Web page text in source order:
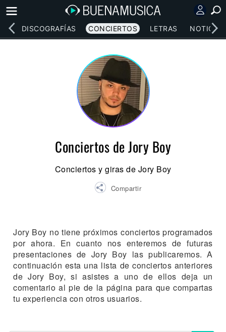
DISCOGRAFÍAS CONCIERTOS LETRAS NOTICIAS
Conciertos de Jory Boy
Conciertos y giras de Jory Boy
Compartir
Jory Boy no tiene próximos conciertos programados
por ahora. En cuanto nos enteremos de futuras
presentaciones de Jory Boy las publicaremos. A
continuación esta una lista de conciertos anteriores
de Jory Boy, si asistes a uno de ellos deja un
comentario al pie de la página para que compartas
tu experiencia con otros usuarios.